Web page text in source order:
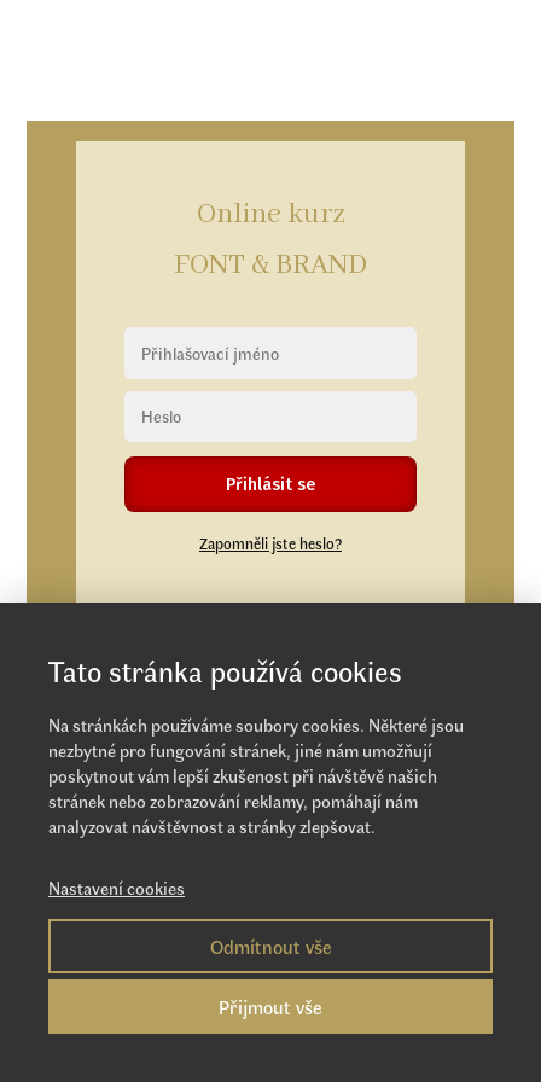
Online kurz
FONT & BRAND
Přihlásit se
Zapomněli jste heslo?
Tato stránka používá cookies
Na stránkách používáme soubory cookies. Některé jsou
nezbytné pro fungování stránek, jiné nám umožňují
poskytnout vám lepší zkušenost při návštěvě našich
stránek nebo zobrazování reklamy, pomáhají nám
analyzovat návštěvnost a stránky zlepšovat.
Nastavení cookies
Odmítnout vše
Přijmout vše